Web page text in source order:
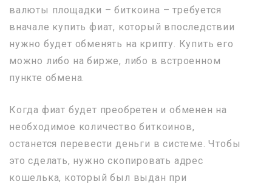
валюты площадки – биткоина – требуется
вначале купить фиат, который впоследствии
нужно будет обменять на крипту. Купить его
можно либо на бирже, либо в встроенном
пункте обмена.
Когда фиат будет преобретен и обменен на
необходимое количество биткоинов,
останется перевести деньги в системе. Чтобы
это сделать, нужно скопировать адрес
кошелька, который был выдан при